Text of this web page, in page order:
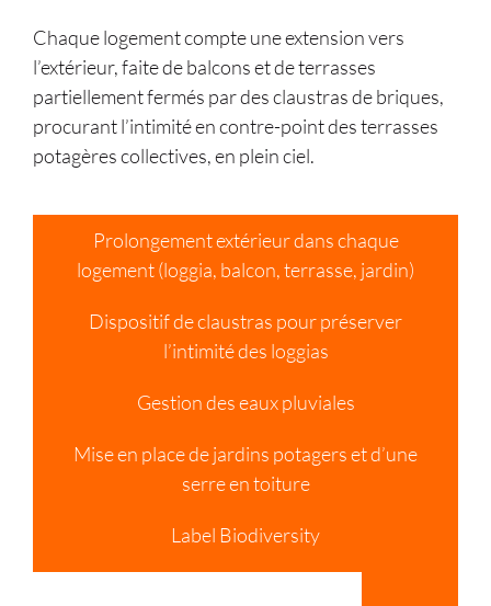
Chaque logement compte une extension vers
l’extérieur, faite de balcons et de terrasses
partiellement fermés par des claustras de briques,
procurant l’intimité en contre-point des terrasses
potagères collectives, en plein ciel.
Prolongement extérieur dans chaque
logement (loggia, balcon, terrasse, jardin)
Dispositif de claustras pour préserver
l’intimité des loggias
Gestion des eaux pluviales
Mise en place de jardins potagers et d’une
serre en toiture
Label Biodiversity